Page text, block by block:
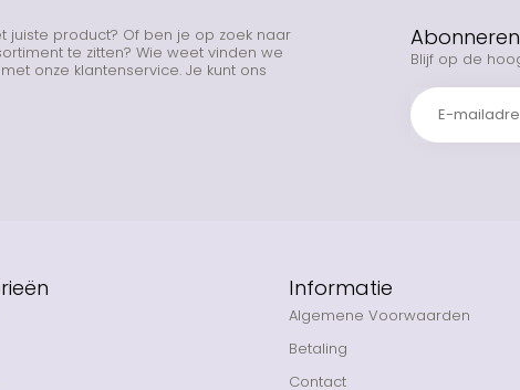
juiste product? Of ben je op zoek naar
te zitten? Wie weet vinden we
onze klantenservice. Je kunt ons
Blijf op de
Informatie
Algemene Voorwaarden
Betaling
Contact